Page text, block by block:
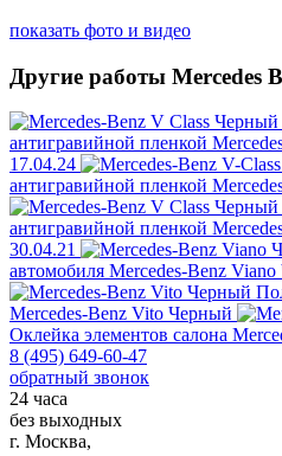
показать фото и видео
Другие работы Mercedes
антигравийной пленкой
17.04.24
антигравийной пленкой
антигравийной пленкой
30.04.21
автомобиля Mercedes-Benz
Mercedes-Benz Vito Черный
Оклейка элементов салона
8 (495) 649-60-47
обратный звонок
24 часа
без выходных
г. Москва,